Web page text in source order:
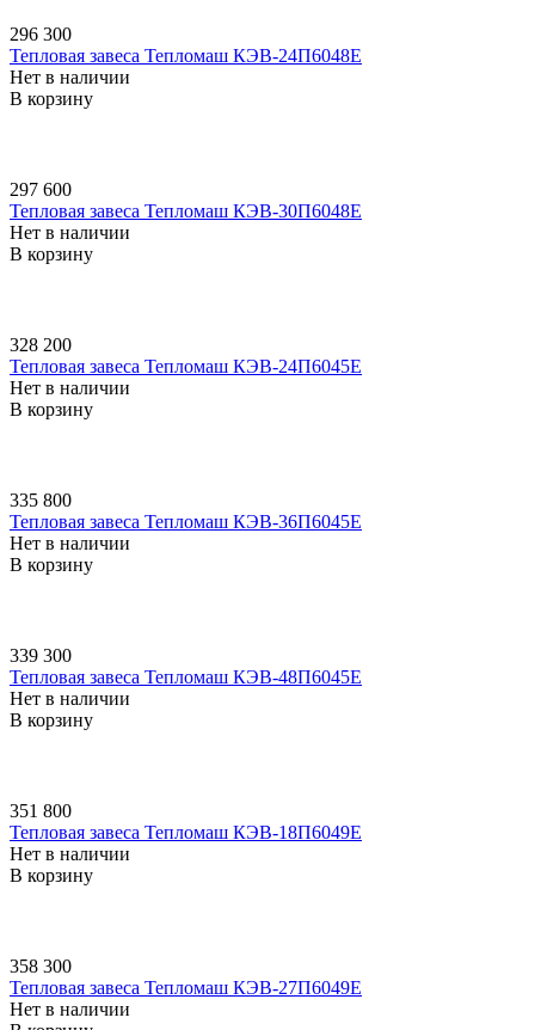
296 300
Тепловая завеса Тепломаш КЭВ-24П6048E
Нет в наличии
В корзину
297 600
Тепловая завеса Тепломаш КЭВ-30П6048E
Нет в наличии
В корзину
328 200
Тепловая завеса Тепломаш КЭВ-24П6045E
Нет в наличии
В корзину
335 800
Тепловая завеса Тепломаш КЭВ-36П6045E
Нет в наличии
В корзину
339 300
Тепловая завеса Тепломаш КЭВ-48П6045E
Нет в наличии
В корзину
351 800
Тепловая завеса Тепломаш КЭВ-18П6049E
Нет в наличии
В корзину
358 300
Тепловая завеса Тепломаш КЭВ-27П6049E
Нет в наличии